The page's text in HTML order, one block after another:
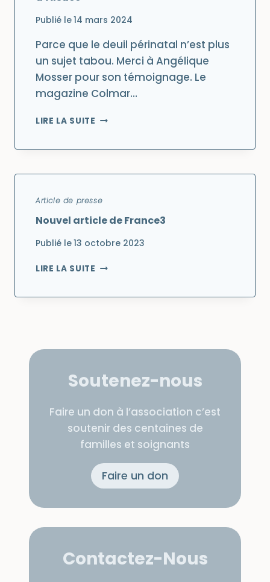
Publié le14 mars 2024
Parce que le deuil périnatal n’est plus
un sujet tabou. Merci à Angélique
Mosser pour son témoignage. Le
magazine Colmar…
LIRE LA SUITE ARTICLE
PETITS
D’ALSACE
Article de presse
Nouvel article de France3
Publié le13 octobre 2023
LIRE LA SUITE NOUVEL
Soutenez-nous
Faire un don à l’association c’est
soutenir des centaines de
familles et soignants
Faire un don
Contactez-Nous